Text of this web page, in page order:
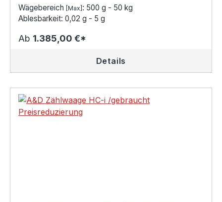
Wägebereich [Max] : 500 g - 50 kg
Ablesbarkeit: 0,02 g - 5 g
Ab 1.385,00 €*
Details